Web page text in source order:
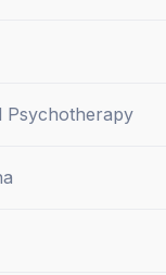
Psychotherapy